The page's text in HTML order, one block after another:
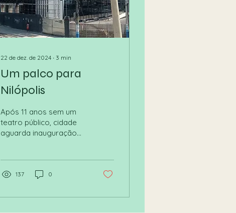
22 de dez. de 2024 ∙ 3 min
Um palco para
Nilópolis
Após 11 anos sem um
teatro público, cidade
aguarda inauguração
137 0